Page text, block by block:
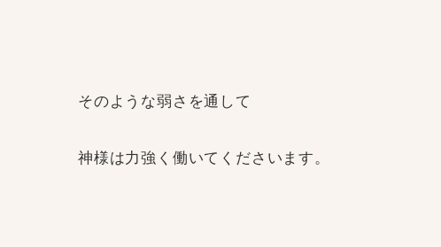
そのような弱さを通して
神様は力強く働いてくださいます。